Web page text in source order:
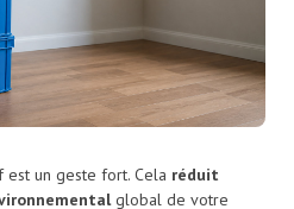
est un geste fort. Cela réduit
global de votre